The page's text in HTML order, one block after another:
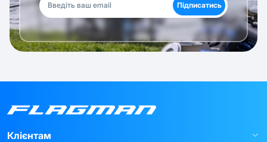
Підписатись
Клієнтам